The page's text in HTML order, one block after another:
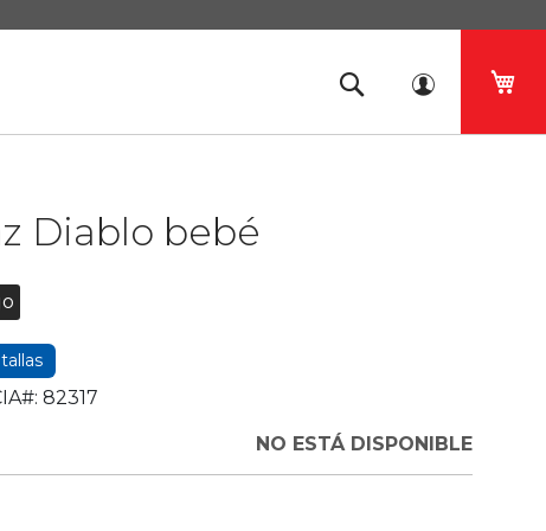
Diablo bebé
82317
NO ESTÁ DISPONIBLE